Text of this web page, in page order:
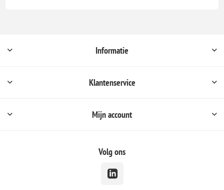
Informatie
Klantenservice
Mijn account
Volg ons